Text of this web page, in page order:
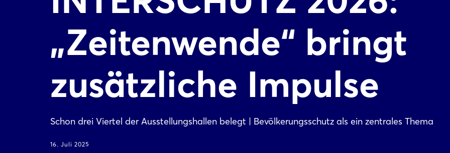
„Zeitenwende“ bringt
zusätzliche Impulse
Schon drei Viertel der Ausstellungshallen belegt | Bevölkerungsschutz als ein zentrales Thema
16. Juli 2025